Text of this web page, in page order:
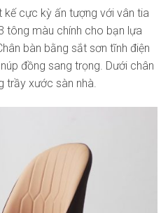
kế cực kỳ ấn tượng với vân tia
màu chính cho bạn lựa
bàn bằng sắt sơn tĩnh điện
đồng sang trọng. Dưới chân
trầy xước sàn nhà.